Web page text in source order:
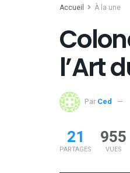
Accueil À la une
l’Art
Par Ced
21
PARTAGES
955
VUES